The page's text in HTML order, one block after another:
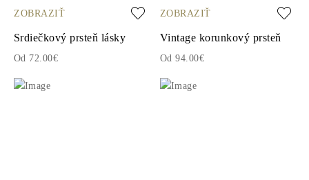
ZOBRAZIŤ
Srdiečkový prsteň lásky
Od 72.00€
ZOBRAZIŤ
Vintage korunkový prsteň
Od 94.00€